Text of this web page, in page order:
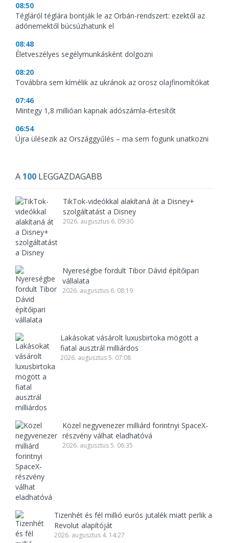
08:50
Tégláról téglára bontják le az Orbán-rendszert: ezektől az
adónemektől búcsúzhatunk el
08:48
Életveszélyes segélymunkásként dolgozni
08:20
Továbbra sem kímélik az ukránok az orosz olajfinomítókat
07:46
Mintegy 1,8 millióan kapnak adószámla-értesítőt
06:54
Újra ülésezik az Országgyűlés – ma sem fogunk unatkozni
A 100 LEGGAZDAGABB
TikTok-videókkal alakítaná át a Disney+
szolgáltatást a Disney
2026. augusztus 6. 09:30
Nyereségbe fordult Tibor Dávid építőipari
vállalata
2026. augusztus 6. 08:19
Lakásokat vásárolt luxusbirtoka mögött a
fiatal ausztrál milliárdos
2026. augusztus 5. 07:08
Közel negyvenezer milliárd forintnyi SpaceX-
részvény válhat eladhatóvá
2026. augusztus 5. 06:35
Tizenhét és fél millió eurós jutalék miatt perlik a
Revolut alapítóját
2026. augusztus 4. 14:27